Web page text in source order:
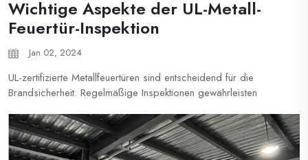
Wichtige Aspekte der UL-Metall-
Feuertür-Inspektion
Jan 02, 2024
UL-zertifizierte Metallfeuertüren sind entscheidend für die
Brandsicherheit. Regelmäßige Inspektionen gewährleisten